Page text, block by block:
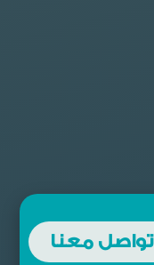
تواصل معنا